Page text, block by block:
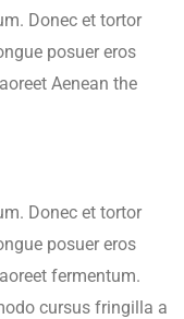
Donec et tortor
posuer eros
Aenean the
Donec et tortor
posuer eros
fermentum.
cursus fringilla a